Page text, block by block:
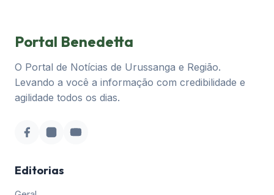
Portal Benedetta
O Portal de Notícias de Urussanga e Região.
Levando a você a informação com credibilidade e
agilidade todos os dias.
Editorias